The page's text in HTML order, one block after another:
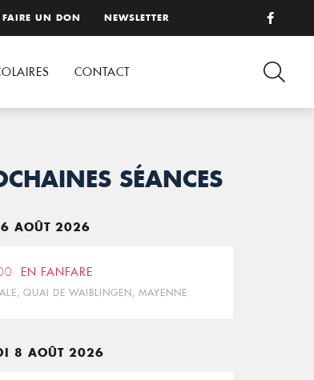
UN DON NEWSLETTER
CONTACT
SÉANCES
6 AOÛT 2026
EN FANFARE
QUAI DE WAIBLINGEN, MAYENNE
8 AOÛT 2026